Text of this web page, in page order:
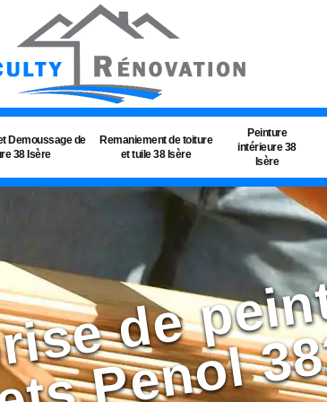
Demoussage de
38 Isère
Remaniement de toiture
et tuile 38 Isère
Peinture
intérieure 38
Isère